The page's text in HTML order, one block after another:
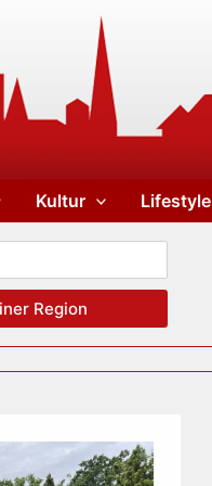
Kultur Lifestyle
Region